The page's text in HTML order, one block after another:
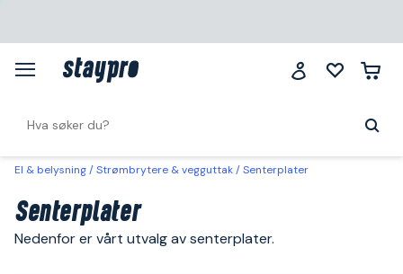
El & belysning Strømbrytere & vegguttak Senterplater
Senterplater
Nedenfor er vårt utvalg av senterplater.